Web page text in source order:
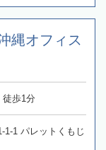
縄オフィス
歩1分
1-1 パレットくもじ